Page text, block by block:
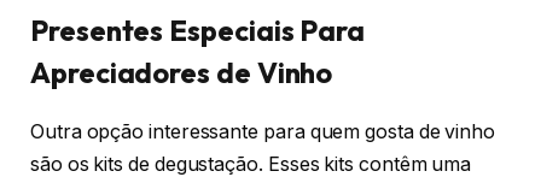
Presentes Especiais Para
Apreciadores de Vinho
Outra opção interessante para quem gosta de vinho
são os kits de degustação. Esses kits contêm uma